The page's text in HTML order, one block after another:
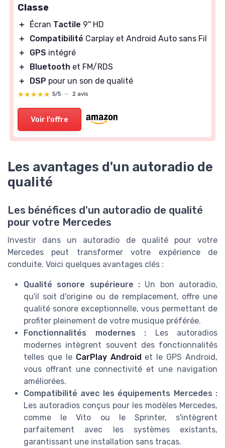
Classe
＋ Écran Tactile 9'' HD
＋
Compatibilité Carplay et Android Auto sans Fil
＋
GPS intégré
＋
Bluetooth et FM/RDS
＋
DSP pour un son de qualité
★★★★★
★★★★★ 5/5 — 2 avis
Voir l'offre
Les avantages d'un autoradio de
qualité
Les bénéfices d'un autoradio de qualité
pour votre Mercedes
Investir dans un autoradio de qualité pour votre
Mercedes peut transformer votre expérience de
conduite. Voici quelques avantages clés :
Qualité sonore supérieure : Un bon autoradio,
qu'il soit d'origine ou de remplacement, offre une
qualité sonore exceptionnelle, vous permettant de
profiter pleinement de votre musique préférée.
Fonctionnalités modernes : Les autoradios
modernes intègrent souvent des fonctionnalités
telles que le CarPlay Android et le GPS Android,
vous offrant une connectivité et une navigation
améliorées.
Compatibilité avec les équipements Mercedes :
Les autoradios conçus pour les modèles Mercedes,
comme le Vito ou le Sprinter, s'intègrent
parfaitement avec les systèmes existants,
garantissant une installation sans tracas.